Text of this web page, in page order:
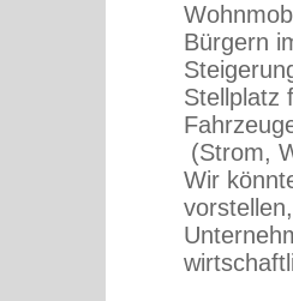
Bürgern
Stellplatz
(Strom,
Wir